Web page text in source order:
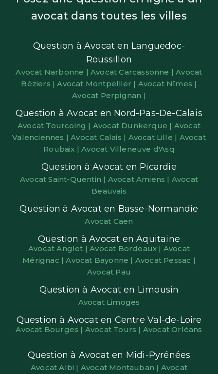
avocat dans toutes les villes
Question à Avocat en Languedoc-
Roussillon
Avocat Narbonne |Avocat Carcassonne |Avocat
Béziers |Avocat Montpellier | Avocat Nîmes |
Avocat Perpignan |
Question à Avocat en Nord-Pas-De-Calais
Avocat Tourcoing | Avocat Dunkerque | Avocat
Valenciennes |Avocat Calais | Avocat Lille | Avocat
Roubaix |Avocat Villeneuve d'Asq
Question à Avocat en Picardie
Avocat Saint-Quentin | Avocat Amiens | Avocat
Beauvais
Question à Avocat en Basse-Normandie
Avocat Caen
Question à Avocat en Aquitaine
Avocat Anglet |Avocat Bordeaux | Avocat
Mérignac |Avocat Bayonne | Avocat Pessac |
Avocat Pau
Question à Avocat en Limousin
Avocat Limoges
Question à Avocat en Centre Val-de-Loire
Avocat Bourges | Avocat Tours | Avocat Orléans
Question à Avocat en Midi-Pyrénées
Avocat Albi | Avocat Montauban | Avocat